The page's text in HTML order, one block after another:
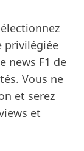
privilégiée
news F1 de
Vous ne
et serez
et